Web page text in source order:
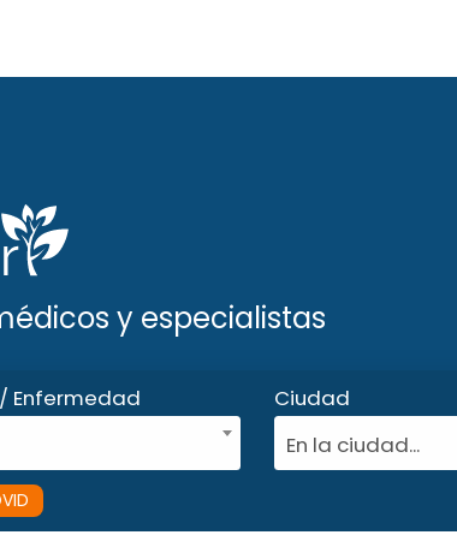
y especialistas
Enfermedad
Ciudad
En la ciudad...